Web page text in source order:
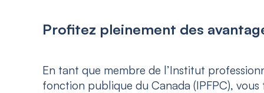
Profitez pleinement des
En tant que membre de l’Institut
fonction publique du Canada (IPFPC), vous